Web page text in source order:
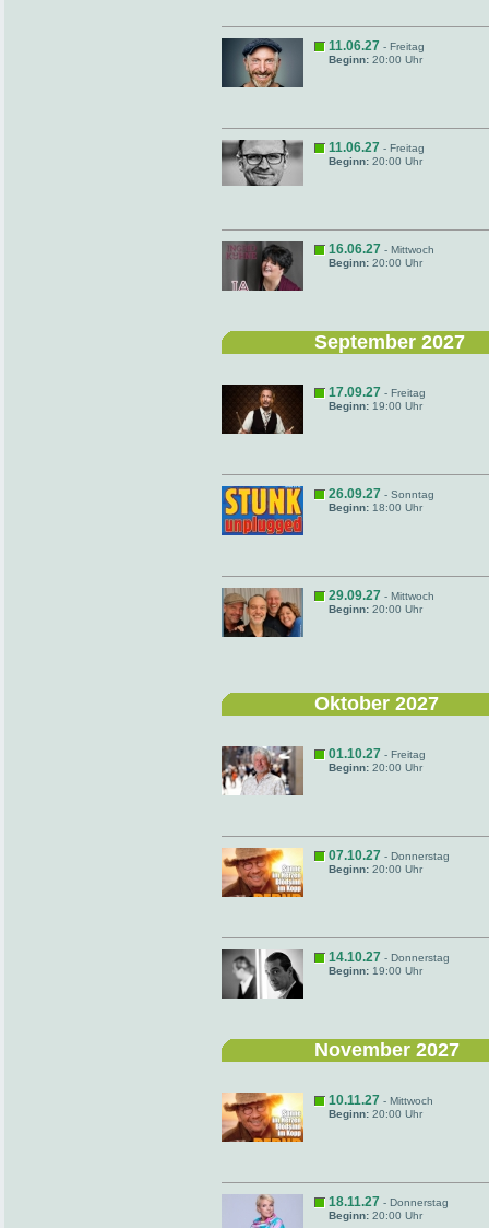
11.06.27 - Freitag
Beginn: 20:00 Uhr
11.06.27 - Freitag
Beginn: 20:00 Uhr
16.06.27 - Mittwoch
Beginn: 20:00 Uhr
September 2027
17.09.27 - Freitag
Beginn: 19:00 Uhr
26.09.27 - Sonntag
Beginn: 18:00 Uhr
29.09.27 - Mittwoch
Beginn: 20:00 Uhr
Oktober 2027
01.10.27 - Freitag
Beginn: 20:00 Uhr
07.10.27 - Donnerstag
Beginn: 20:00 Uhr
14.10.27 - Donnerstag
Beginn: 19:00 Uhr
November 2027
10.11.27 - Mittwoch
Beginn: 20:00 Uhr
18.11.27 - Donnerstag
Beginn: 20:00 Uhr